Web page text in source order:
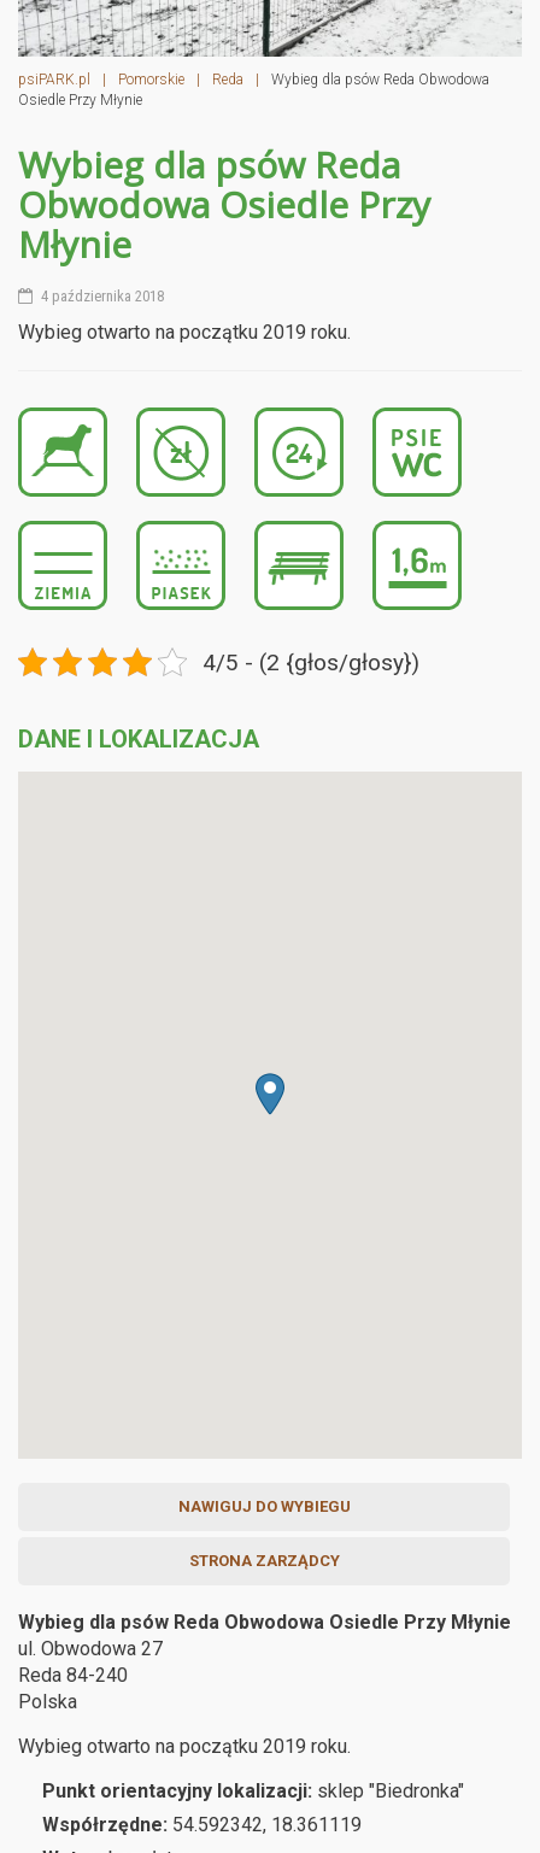
psiPARK.pl | Pomorskie | Reda |
Wybieg dla psów Reda Obwodowa
Osiedle Przy Młynie
Wybieg dla psów Reda
Obwodowa Osiedle Przy
Młynie
4 października 2018
Wybieg otwarto na początku 2019 roku.
4/5 - (2 {głos/głosy})
DANE I LOKALIZACJA
NAWIGUJ DO WYBIEGU
STRONA ZARZĄDCY
Wybieg dla psów Reda Obwodowa Osiedle Przy Młynie
ul. Obwodowa 27
Reda 84-240
Polska
Wybieg otwarto na początku 2019 roku.
Punkt orientacyjny lokalizacji: sklep "Biedronka"
Współrzędne: 54.592342, 18.361119